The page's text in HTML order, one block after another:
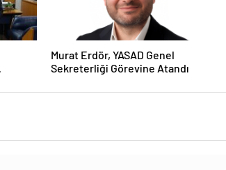
Murat Erdör, YASAD Genel
Sekreterliği Görevine Atandı